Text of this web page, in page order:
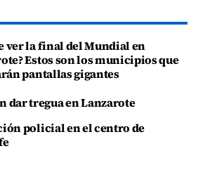
ver la final del Mundial en
Estos son los municipios que
pantallas gigantes
dar tregua en Lanzarote
policial en el centro de